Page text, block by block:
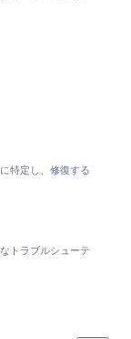
特定し、修復する
トラブルシューテ